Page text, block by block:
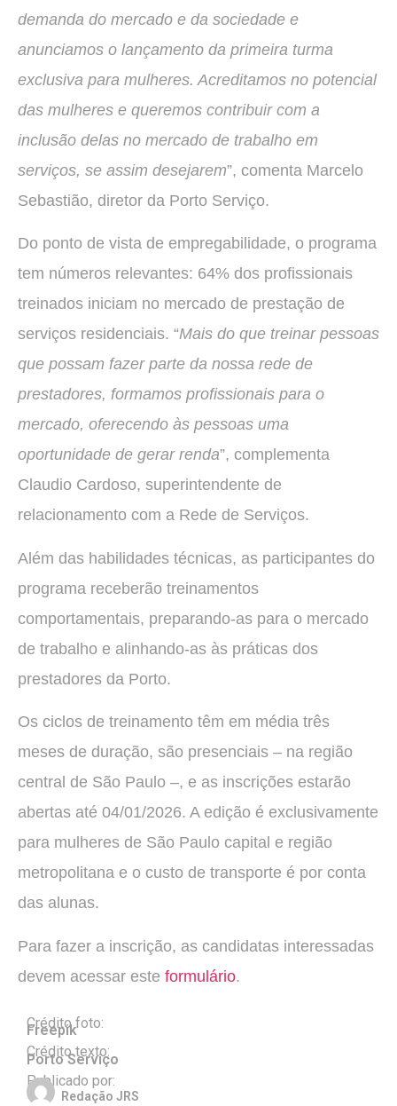
demanda do mercado e da sociedade e
anunciamos o lançamento da primeira turma
exclusiva para mulheres. Acreditamos no potencial
das mulheres e queremos contribuir com a
inclusão delas no mercado de trabalho em
serviços, se assim desejarem”, comenta Marcelo
Sebastião, diretor da Porto Serviço.
Do ponto de vista de empregabilidade, o programa
tem números relevantes: 64% dos profissionais
treinados iniciam no mercado de prestação de
serviços residenciais. “Mais do que treinar pessoas
que possam fazer parte da nossa rede de
prestadores, formamos profissionais para o
mercado, oferecendo às pessoas uma
oportunidade de gerar renda”, complementa
Claudio Cardoso, superintendente de
relacionamento com a Rede de Serviços.
Além das habilidades técnicas, as participantes do
programa receberão treinamentos
comportamentais, preparando-as para o mercado
de trabalho e alinhando-as às práticas dos
prestadores da Porto.
Os ciclos de treinamento têm em média três
meses de duração, são presenciais – na região
central de São Paulo –, e as inscrições estarão
abertas até 04/01/2026. A edição é exclusivamente
para mulheres de São Paulo capital e região
metropolitana e o custo de transporte é por conta
das alunas.
Para fazer a inscrição, as candidatas interessadas
devem acessar este formulário.
Crédito foto:
Freepik
Crédito texto:
Porto Serviço
Publicado por:
Redação JRS